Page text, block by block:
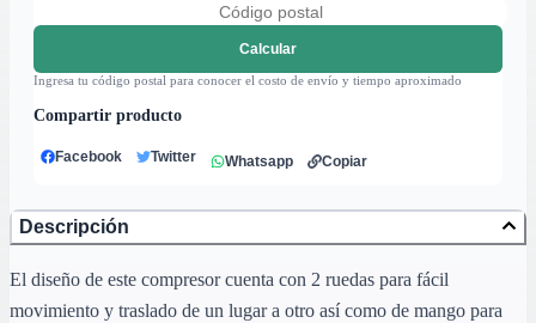
Calcular
Ingresa tu código postal para conocer el costo de envío y tiempo aproximado
Compartir producto
Facebook Twitter Whatsapp Copiar
Descripción
El diseño de este compresor cuenta con 2 ruedas para fácil
movimiento y traslado de un lugar a otro así como de mango para